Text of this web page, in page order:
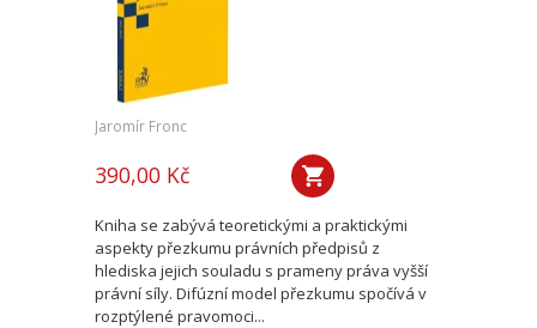
Jaromír Fronc
390,00 Kč
Kniha se zabývá teoretickými a praktickými
aspekty přezkumu právních předpisů z
hlediska jejich souladu s prameny práva vyšší
právní síly. Difúzní model přezkumu spočívá v
rozptýlené pravomoci...